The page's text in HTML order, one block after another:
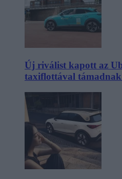
Új riválist kapott az
taxiflottával